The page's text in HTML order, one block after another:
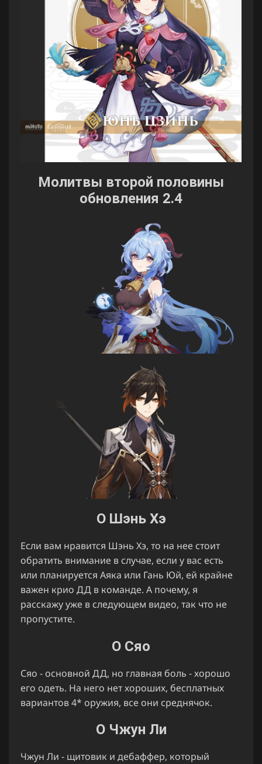
Молитвы второй половины
обновления 2.4
О Шэнь Хэ
Если вам нравится Шэнь Хэ, то на нее стоит
обратить внимание в случае, если у вас есть
или планируется Аяка или Гань Юй, ей крайне
важен крио ДД в команде. А почему, я
расскажу уже в следующем видео, так что не
пропустите.
О Сяо
Сяо - основной ДД, но главная боль - хорошо
его одеть. На него нет хороших, бесплатных
вариантов 4* оружия, все они среднячок.
О Чжун Ли
Чжун Ли - щитовик и дебаффер, который